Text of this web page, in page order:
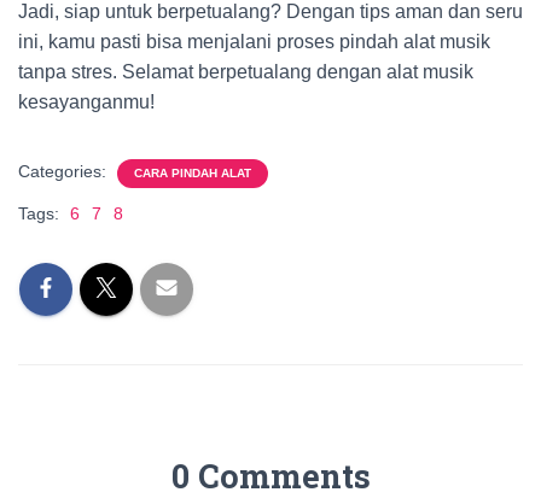
Jadi, siap untuk berpetualang? Dengan tips aman dan seru
ini, kamu pasti bisa menjalani proses pindah alat musik
tanpa stres. Selamat berpetualang dengan alat musik
kesayanganmu!
Categories: CARA PINDAH ALAT
Tags: 6 7 8
0 Comments